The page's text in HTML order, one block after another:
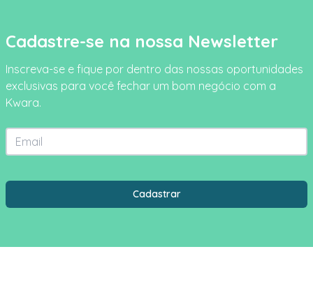
Cadastre-se na nossa Newsletter
Inscreva-se e fique por dentro das nossas oportunidades
exclusivas para você fechar um bom negócio com a
Kwara.
Email
Cidade
Cadastrar